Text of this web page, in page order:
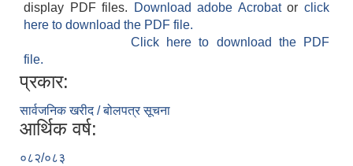
display PDF files.
Download adobe Acrobatorclick
here to download the PDF file.
Click here to download the PDF
file.
प्रकार:
सार्वजनिक खरीद / बोलपत्र सूचना
आर्थिक वर्ष:
०८२/०८३